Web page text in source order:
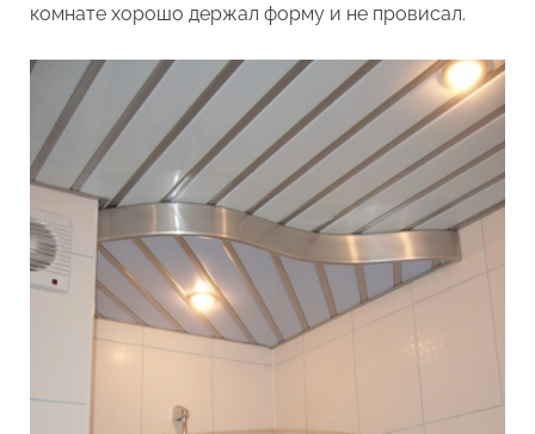
комнате хорошо держал форму и не провисал.